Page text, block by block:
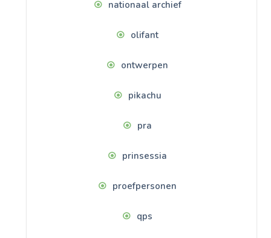
nationaal archief
olifant
ontwerpen
pikachu
pra
prinsessia
proefpersonen
qps